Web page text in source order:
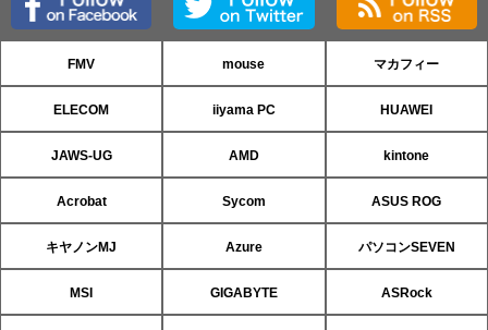
FMV mouse マカフィー
ELECOM iiyama PC HUAWEI
JAWS-UG AMD kintone
Acrobat Sycom ASUS ROG
キヤノンMJ Azure パソコンSEVEN
MSI GIGABYTE ASRock